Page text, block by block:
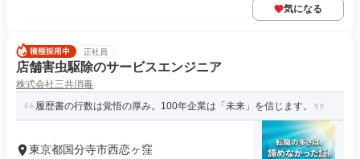
気になる
正社員
店舗害虫駆除のサービスエンジニア
株式会社三共消毒
履歴書の行数は覚悟の厚み。100年企業は「未来」を信じます。
東京都国分寺市西恋ヶ窪